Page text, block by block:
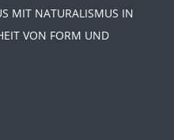
MIT NATURALISMUS IN
VON FORM UND